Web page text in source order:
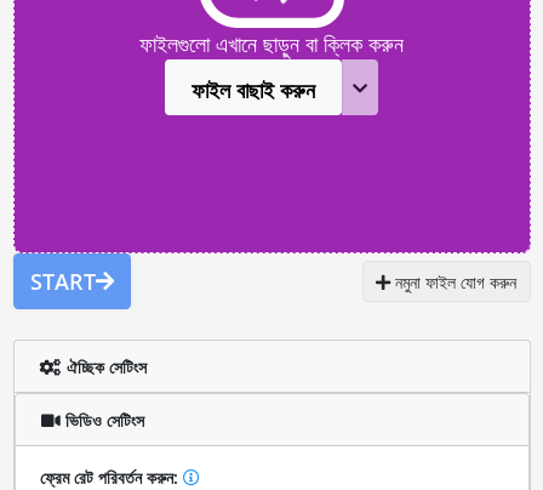
ফাইলগুলো এখানে ছাড়ুন বা ক্লিক করুন
ফাইল বাছাই করুন
START নমুনা ফাইল যোগ করুন
ঐচ্ছিক সেটিংস
ভিডিও সেটিংস
ফ্রেম রেট পরিবর্তন করুন: